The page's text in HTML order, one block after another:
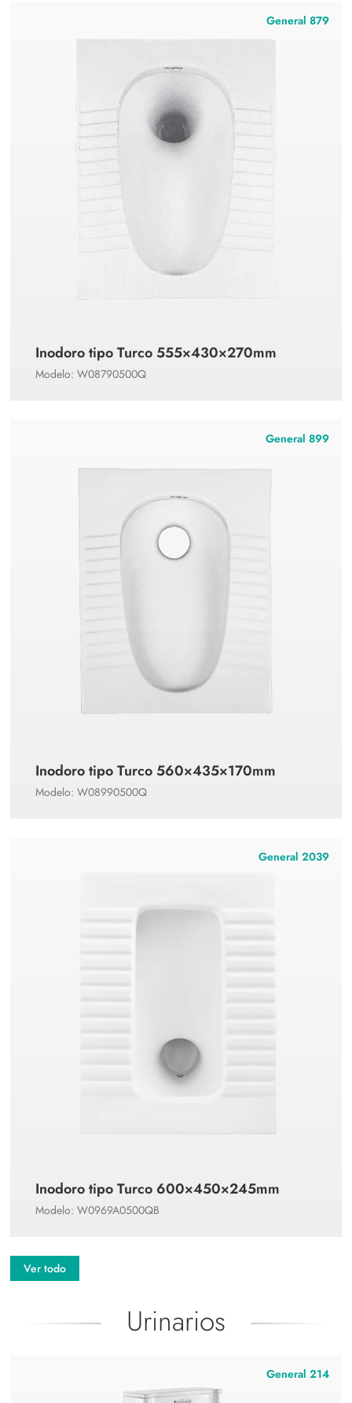
General 879
Inodoro tipo Turco 555×430×270mm
Modelo: W08790500Q
General 899
Inodoro tipo Turco 560×435×170mm
Modelo: W08990500Q
General 2039
Inodoro tipo Turco 600×450×245mm
Modelo: W0969A0500QB
Ver todo
Urinarios
General 214